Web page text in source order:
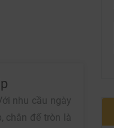
nhu cầu ngày
chân đế tròn là